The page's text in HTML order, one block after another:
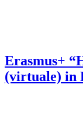
Erasmus+
(virtuale) in